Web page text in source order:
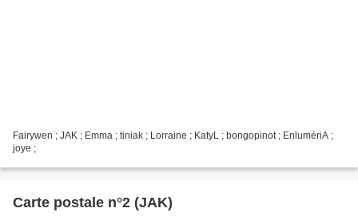
Fairywen ; JAK ; Emma ; tiniak ; Lorraine ; KatyL ; bongopinot ; EnlumériA ;
joye ;
Carte postale n°2 (JAK)